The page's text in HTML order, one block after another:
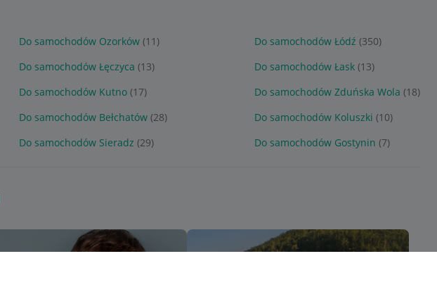
Do samochodów Ozorków (11) Do samochodów Łódź (350)
Do samochodów Łęczyca (13) Do samochodów Łask (13)
Do samochodów Kutno (17) Do samochodów Zduńska Wola (18)
Do samochodów Bełchatów (28) Do samochodów Koluszki (10)
Do samochodów Sieradz (29) Do samochodów Gostynin (7)